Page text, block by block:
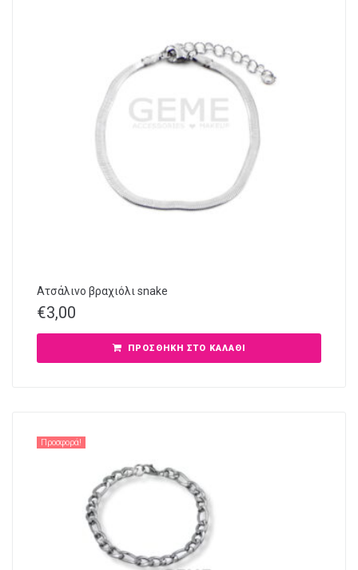
Ατσάλινο βραχιόλι snake
€3,00
ΠΡΟΣΘΉΚΗ ΣΤΟ ΚΑΛΆΘΙ
Προσφορά!